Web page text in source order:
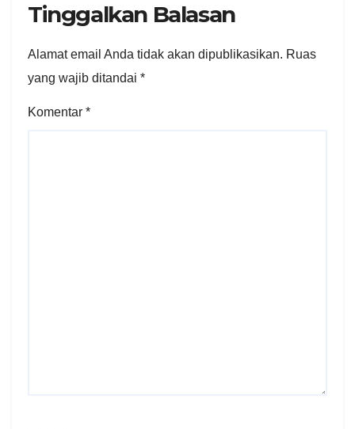
Tinggalkan Balasan
Alamat email Anda tidak akan dipublikasikan. Ruas
yang wajib ditandai *
Komentar *